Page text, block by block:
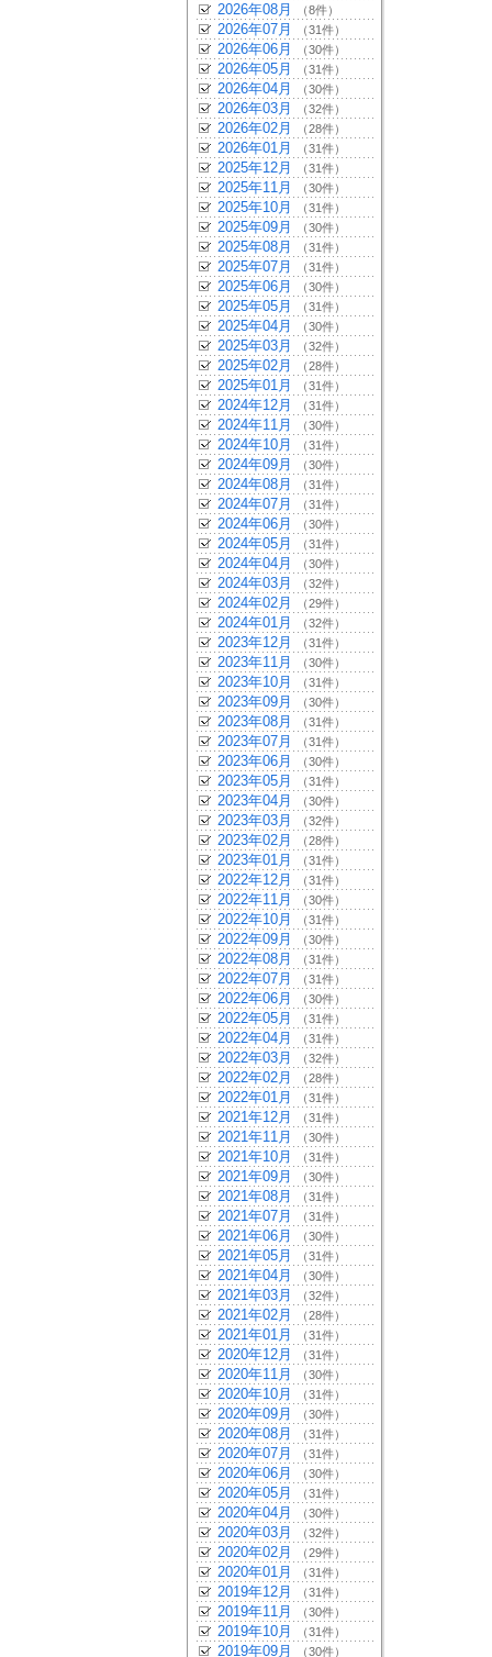
2026年08月 （8件）
2026年07月 （31件）
2026年06月 （30件）
2026年05月 （31件）
2026年04月 （30件）
2026年03月 （32件）
2026年02月 （28件）
2026年01月 （31件）
2025年12月 （31件）
2025年11月 （30件）
2025年10月 （31件）
2025年09月 （30件）
2025年08月 （31件）
2025年07月 （31件）
2025年06月 （30件）
2025年05月 （31件）
2025年04月 （30件）
2025年03月 （32件）
2025年02月 （28件）
2025年01月 （31件）
2024年12月 （31件）
2024年11月 （30件）
2024年10月 （31件）
2024年09月 （30件）
2024年08月 （31件）
2024年07月 （31件）
2024年06月 （30件）
2024年05月 （31件）
2024年04月 （30件）
2024年03月 （32件）
2024年02月 （29件）
2024年01月 （32件）
2023年12月 （31件）
2023年11月 （30件）
2023年10月 （31件）
2023年09月 （30件）
2023年08月 （31件）
2023年07月 （31件）
2023年06月 （30件）
2023年05月 （31件）
2023年04月 （30件）
2023年03月 （32件）
2023年02月 （28件）
2023年01月 （31件）
2022年12月 （31件）
2022年11月 （30件）
2022年10月 （31件）
2022年09月 （30件）
2022年08月 （31件）
2022年07月 （31件）
2022年06月 （30件）
2022年05月 （31件）
2022年04月 （31件）
2022年03月 （32件）
2022年02月 （28件）
2022年01月 （31件）
2021年12月 （31件）
2021年11月 （30件）
2021年10月 （31件）
2021年09月 （30件）
2021年08月 （31件）
2021年07月 （31件）
2021年06月 （30件）
2021年05月 （31件）
2021年04月 （30件）
2021年03月 （32件）
2021年02月 （28件）
2021年01月 （31件）
2020年12月 （31件）
2020年11月 （30件）
2020年10月 （31件）
2020年09月 （30件）
2020年08月 （31件）
2020年07月 （31件）
2020年06月 （30件）
2020年05月 （31件）
2020年04月 （30件）
2020年03月 （32件）
2020年02月 （29件）
2020年01月 （31件）
2019年12月 （31件）
2019年11月 （30件）
2019年10月 （31件）
2019年09月 （30件）